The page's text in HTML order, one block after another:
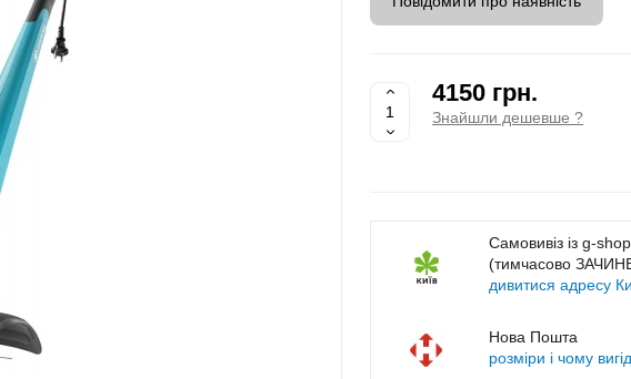
4150 грн.
Знайшли дешевше ?
Самовивіз із g-shop
(тимчасово
дивитися адресу
Нова Пошта
розміри і чому